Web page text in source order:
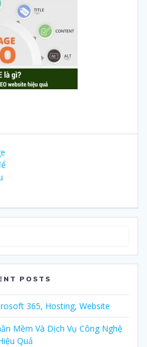
POSTS
365, Hosting, Website
Mềm Và Dịch Vụ Công Nghệ
Quả